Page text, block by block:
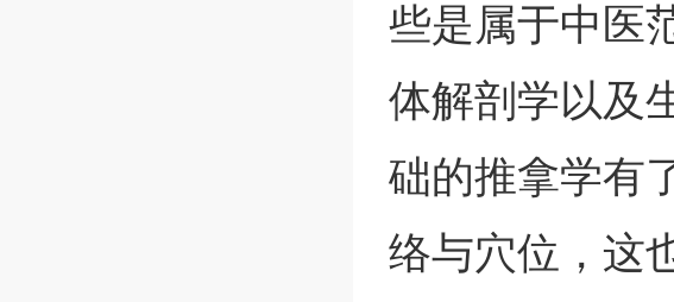
些是属于中医
体解剖学以及
础的推拿学有
络与穴位，这